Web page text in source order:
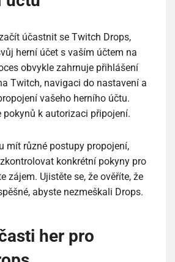
účastnit se Twitch Drops,
herní účet s vaším účtem na
obvykle zahrnuje přihlášení
Twitch, navigaci do nastavení a
vašeho herního účtu.
pokynů k autorizaci připojení.
mít různé postupy propojení,
konkrétní pokyny pro
zájem. Ujistěte se, že ověříte, že
abyste nezmeškali Drops.
her pro